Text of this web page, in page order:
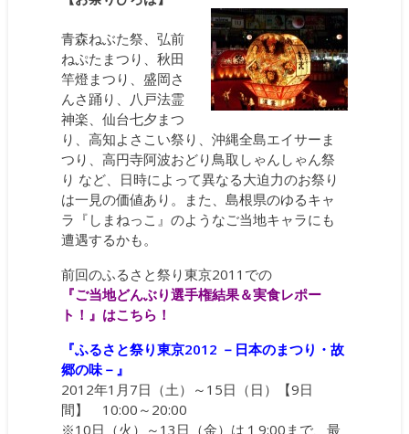
青森ねぶた祭、弘前
ねぷたまつり、秋田
竿燈まつり、盛岡さ
んさ踊り、八戸法霊
神楽、仙台七夕まつ
り、高知よさこい祭り、沖縄全島エイサーま
つり、高円寺阿波おどり鳥取しゃんしゃん祭
り など、日時によって異なる大迫力のお祭り
は一見の価値あり。また、島根県のゆるキャ
ラ『しまねっこ』のようなご当地キャラにも
遭遇するかも。
前回のふるさと祭り東京2011での
『ご当地どんぶり選手権結果＆実食レポー
ト！』はこちら！
『ふるさと祭り東京2012 －日本のまつり・故
郷の味－』
2012年1月7日（土）～15日（日）【9日
間】 10:00～20:00
※10日（火）～13日（金）は１9:00まで、最